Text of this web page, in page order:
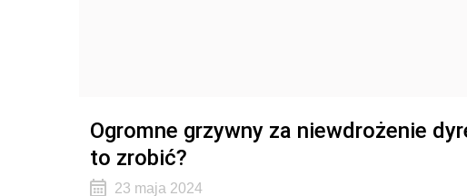
Ogromne grzywny za niewdrożenie
to zrobić?
23 maja 2024